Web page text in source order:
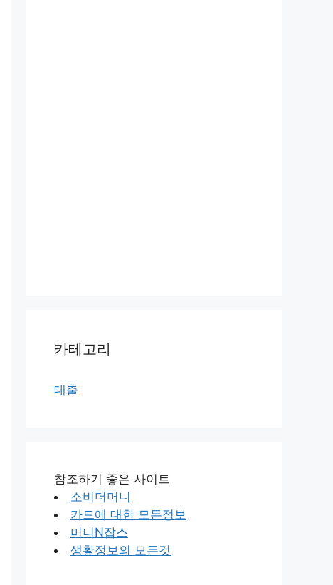
카테고리
대출
참조하기 좋은 사이트
소비더머니
카드에 대한 모든정보
머니N잡스
생활정보의 모든것